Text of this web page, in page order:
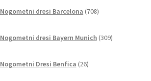
Nogometni dresi Barcelona 708izdelkov
Nogometni dresi Bayern Munich 309izdelkov
Nogometni Dresi Benfica 26izdelkov